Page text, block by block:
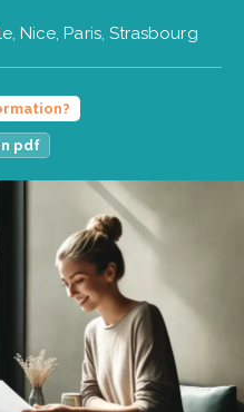
Nice, Paris, Strasbourg
pdf